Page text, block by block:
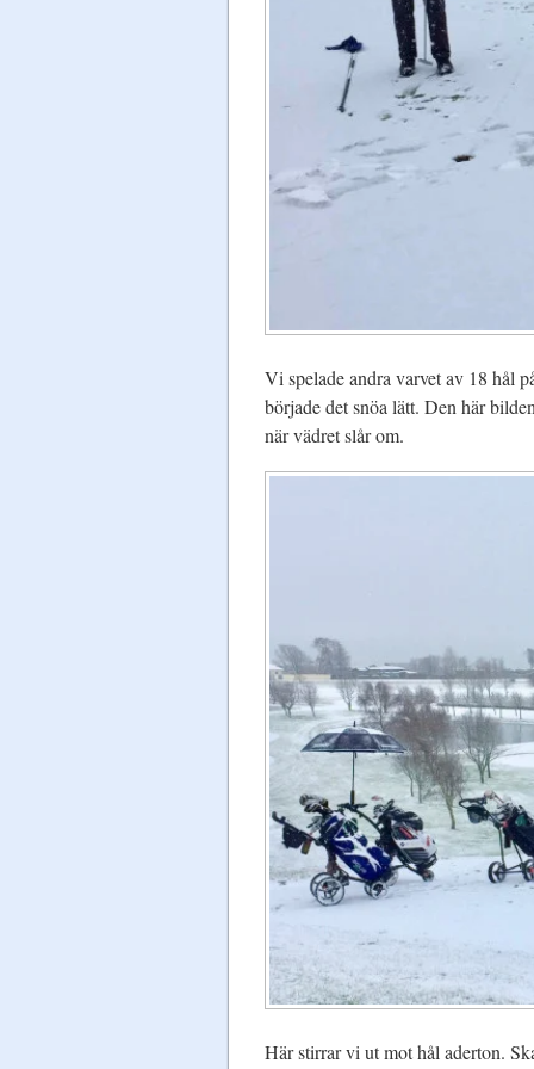
Vi spelade andra varvet av 18 hål
började det snöa lätt. Den här
när vädret slår om.
Här stirrar vi ut mot hål aderton.